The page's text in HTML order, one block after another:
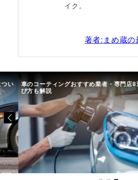
イク。
著者:まめ蔵
い 車のコーティングおすすめ業者・専門店
び方も解説